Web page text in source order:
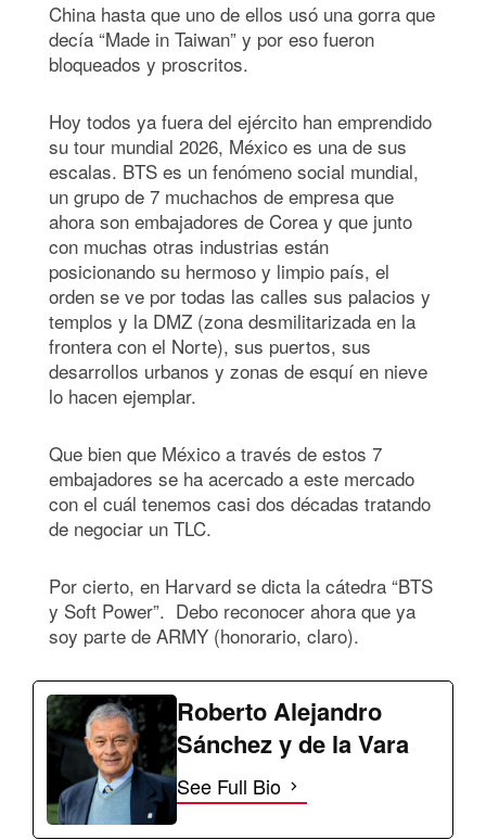
China hasta que uno de ellos usó una gorra que
decía “Made in Taiwan” y por eso fueron
bloqueados y proscritos.
Hoy todos ya fuera del ejército han emprendido
su tour mundial 2026, México es una de sus
escalas. BTS es un fenómeno social mundial,
un grupo de 7 muchachos de empresa que
ahora son embajadores de Corea y que junto
con muchas otras industrias están
posicionando su hermoso y limpio país, el
orden se ve por todas las calles sus palacios y
templos y la DMZ (zona desmilitarizada en la
frontera con el Norte), sus puertos, sus
desarrollos urbanos y zonas de esquí en nieve
lo hacen ejemplar.
Que bien que México a través de estos 7
embajadores se ha acercado a este mercado
con el cuál tenemos casi dos décadas tratando
de negociar un TLC.
Por cierto, en Harvard se dicta la cátedra “BTS
y Soft Power”. Debo reconocer ahora que ya
soy parte de ARMY (honorario, claro).
Roberto Alejandro
Sánchez y de la Vara
See Full Bio